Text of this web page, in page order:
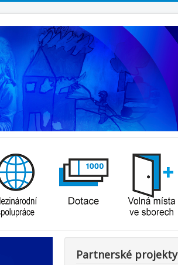
Partnerské projekty